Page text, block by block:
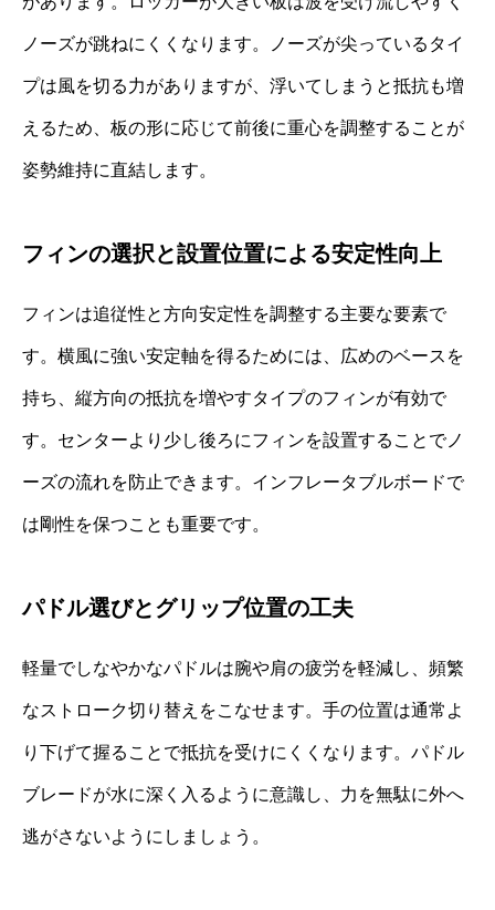
ノーズが跳ねにくくなります。ノーズが尖っているタイ
プは風を切る力がありますが、浮いてしまうと抵抗も増
えるため、板の形に応じて前後に重心を調整することが
姿勢維持に直結します。
フィンの選択と設置位置による安定性向上
フィンは追従性と方向安定性を調整する主要な要素で
す。横風に強い安定軸を得るためには、広めのベースを
持ち、縦方向の抵抗を増やすタイプのフィンが有効で
す。センターより少し後ろにフィンを設置することでノ
ーズの流れを防止できます。インフレータブルボードで
は剛性を保つことも重要です。
パドル選びとグリップ位置の工夫
軽量でしなやかなパドルは腕や肩の疲労を軽減し、頻繁
なストローク切り替えをこなせます。手の位置は通常よ
り下げて握ることで抵抗を受けにくくなります。パドル
ブレードが水に深く入るように意識し、力を無駄に外へ
逃がさないようにしましょう。